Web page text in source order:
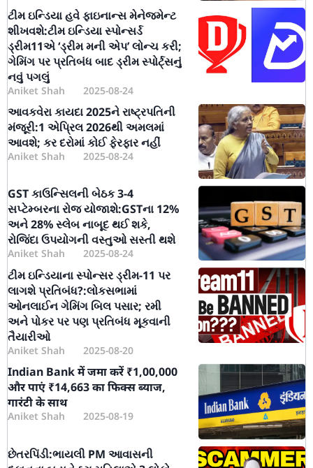
ટીમ ઇન્ડિયા હવે ફાઇનાન્સ મેનેજમેન્ટ
શીખવશે:ટીમ ઇન્ડિયા સ્પોન્સર્ડ
ડ્રીમ11એ ‘ડ્રીમ મની એપ’ લોન્ચ કરી;
ગેમિંગ પર પ્રતિબંધ બાદ ડ્રીમ સ્પોર્ટ્સનું
નવું પગલું
Aniket Shah 2025-08-24
આવકવેરા કાયદા 2025ને રાષ્ટ્રપતિની
મંજૂરી:1 એપ્રિલ 2026થી અમલમાં
આવશે; કર દરોમાં કોઈ ફેરફાર નહીં
Aniket Shah 2025-08-24
GST કાઉન્સિલની બેઠક 3-4
સપ્ટેમ્બરના રોજ યોજાશે:GSTના 12%
અને 28% સ્લેબ નાબૂદ થઈ શકે,
રોજિંદા ઉપયોગની વસ્તુઓ સસ્તી થશે
Aniket Shah 2025-08-24
ટીમ ઇન્ડિયાના સ્પોન્સર ડ્રીમ-11 પર
લાગશે પ્રતિબંધ?:લોકસભામાં
ઓનલાઈન ગેમિંગ બિલ પસાર; રમી
અને પોકર પર પણ પ્રતિબંધ મૂકવાની
તૈયારીઓ
Aniket Shah 2025-08-20
Indian Bank में जमा करें ₹1,00,000
और पाएं ₹14,663 का फिक्स ब्याज,
गारंटी के साथ
Aniket Shah 2025-08-19
છેતરપિંડી:ભાયલી PM આવાસની